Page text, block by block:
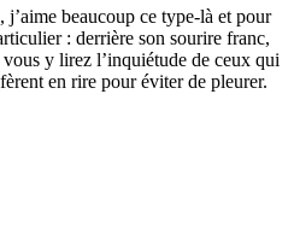
beaucoup ce type-là et pour
: derrière son sourire franc,
y lirez l’inquiétude de ceux qui
en rire pour éviter de pleurer.